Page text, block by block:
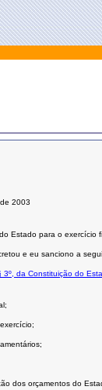
2003
Estado para o exercício
e eu sanciono a
3º, da Constituição do
dos orçamentos do